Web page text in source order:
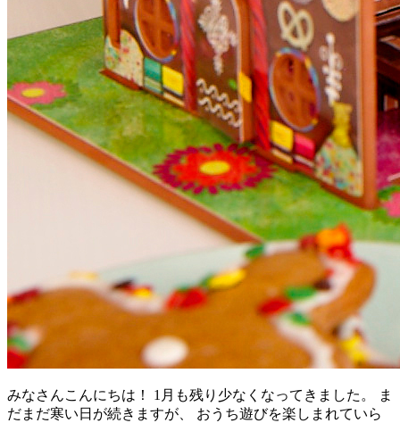
みなさんこんにちは！ 1月も残り少なくなってきました。 ま
だまだ寒い日が続きますが、 おうち遊びを楽しまれていら